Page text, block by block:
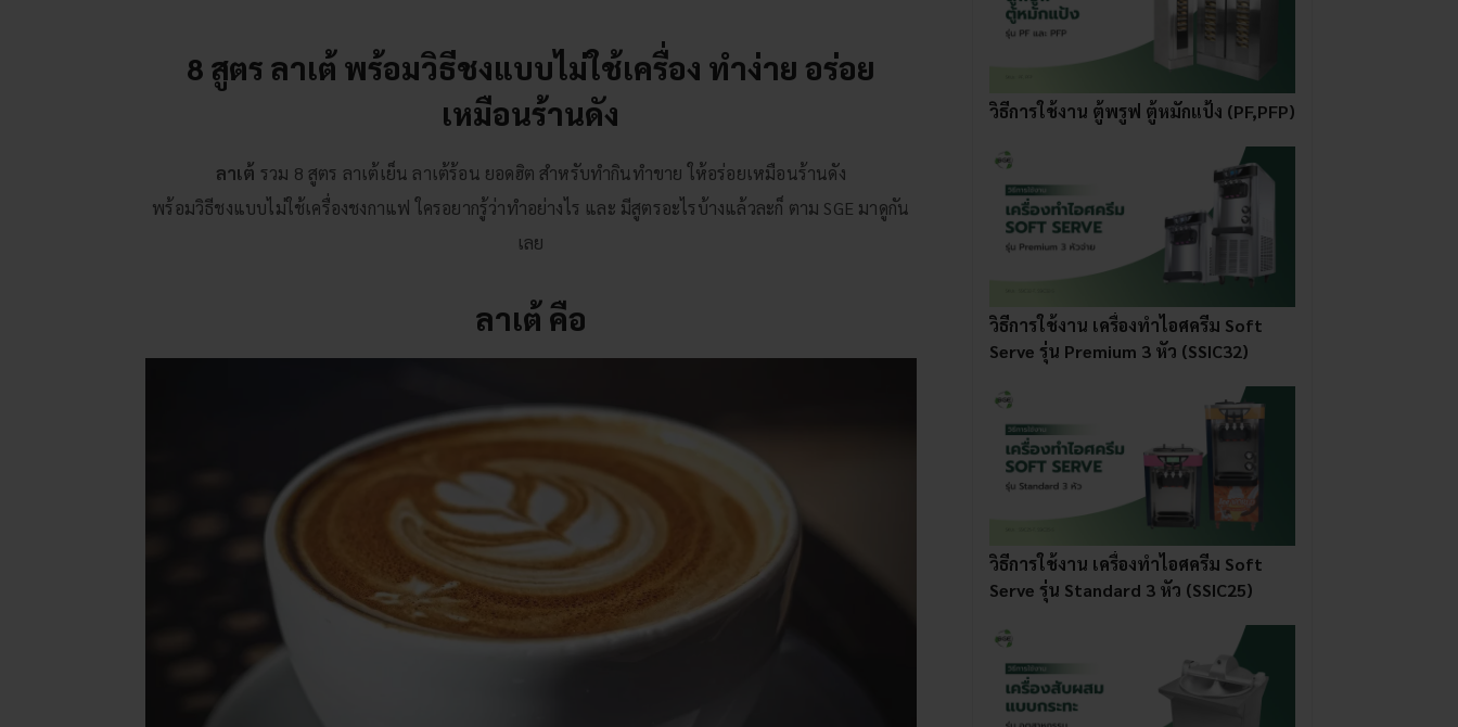
8 สูตร ลาเต้ พร้อมวิธีชงแบบไม่ใช้เครื่อง ทำง่าย อร่อย
เหมือนร้านดัง
ลาเต้ รวม 8 สูตร ลาเต้เย็น ลาเต้ร้อน ยอดฮิต สำหรับทำกินทำขาย ให้อร่อยเหมือนร้านดัง
พร้อมวิธีชงแบบไม่ใช้เครื่องชงกาแฟ ใครอยากรู้ว่าทำอย่างไร และ มีสูตรอะไรบ้างแล้วละก็ ตาม SGE มาดูกัน
เลย
ลาเต้ คือ
วิธีการใช้งาน ตู้พรูฟ ตู้หมักแป้ง (PF,PFP)
วิธีการใช้งาน เครื่องทําไอศครีม Soft
Serve รุ่น Premium 3 หัว (SSIC32)
วิธีการใช้งาน เครื่องทําไอศครีม Soft
Serve รุ่น Standard 3 หัว (SSIC25)